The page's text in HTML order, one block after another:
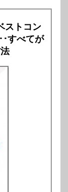
ストコン
･すべてが